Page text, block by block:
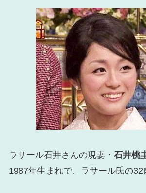
ラサール石井さんの現妻・ 石井桃
1987年生まれで、ラサール氏の32